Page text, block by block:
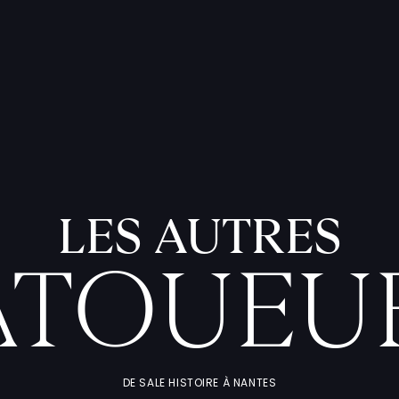
LES AUTRES
DE SALE HISTOIRE À NANTES